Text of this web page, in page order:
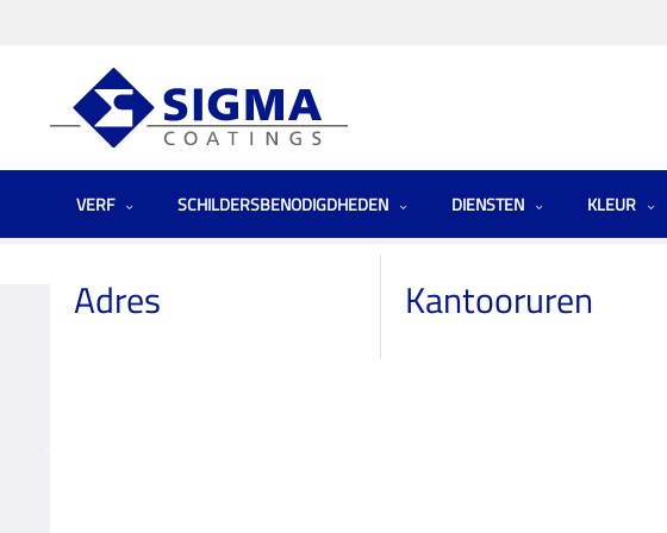
VERF SCHILDERSBENODIGDHEDEN DIENSTEN KLEUR
Adres Kantooruren